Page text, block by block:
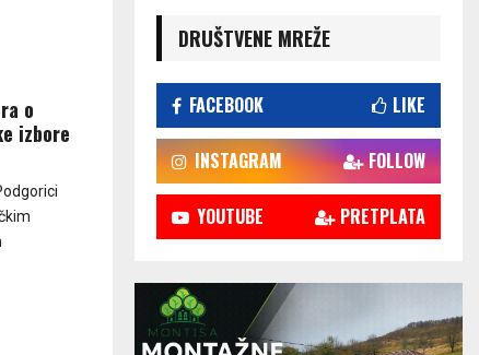
o
izbore
DRUŠTVENE MREŽE
FACEBOOK LIKE
INSTAGRAM FOLLOW
YOUTUBE PRETPLATA